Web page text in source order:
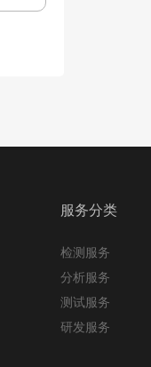
服务分类
检测服务
分析服务
测试服务
研发服务